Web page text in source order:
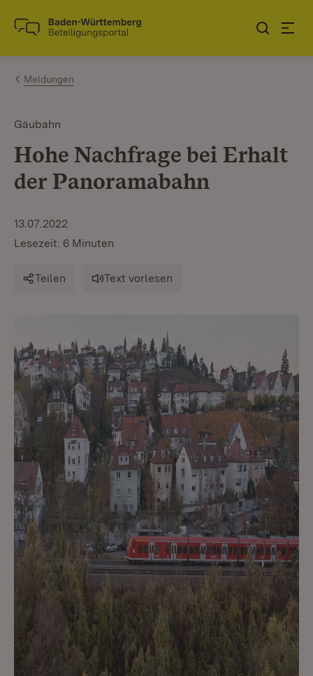
Zum Inhalt springen
Link zur Startseite
Meldungen
Gäubahn
Hohe Nachfrage bei Erhalt
der Panoramabahn
13.07.2022
Lesezeit: 6 Minuten
Teilen Text vorlesen